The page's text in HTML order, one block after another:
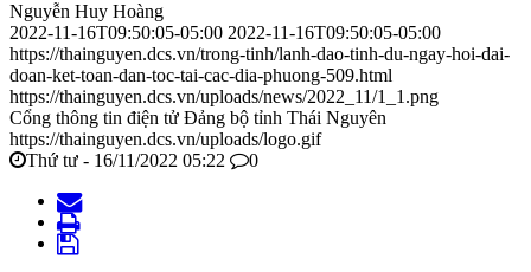
Nguyễn Huy Hoàng
2022-11-16T09:50:05-05:00 2022-11-16T09:50:05-05:00
https://thainguyen.dcs.vn/trong-tinh/lanh-dao-tinh-du-ngay-hoi-dai-
doan-ket-toan-dan-toc-tai-cac-dia-phuong-509.html
https://thainguyen.dcs.vn/uploads/news/2022_11/1_1.png
Cổng thông tin điện tử Đảng bộ tỉnh Thái Nguyên
https://thainguyen.dcs.vn/uploads/logo.gif
Thứ tư - 16/11/2022 05:22
0